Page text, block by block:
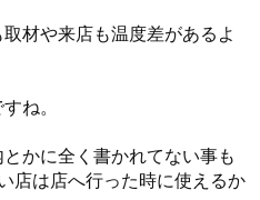
材や来店も温度差があるよ
ね。
かに全く書かれてない事も
店は店へ行った時に使えるか